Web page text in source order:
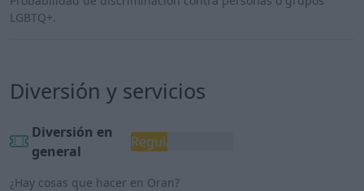
LGBTQ+.
Diversión y servicios
Diversión en
general
Regular
¿Hay cosas que hacer en Oran?